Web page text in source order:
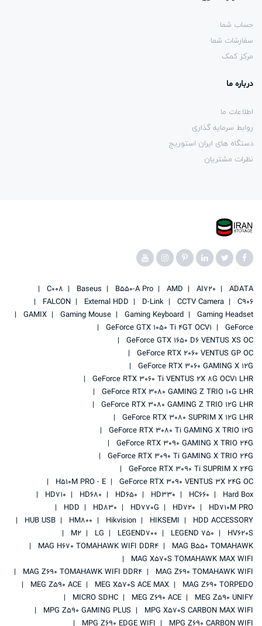
حساب شما
سفارشات شما
مرکز کمک
درباره ما
اطلاعات ما
روابط سرمایه گذاری
دستگاه های ایران استوریج
نظرات مشتریان
ADATA
AI720
AMD
B550-A Pro
Baseus
C008
C906
CCTV Camera
D-Link
External HDD
FALCON
Gaming Headset
Gaming Keyboard
Gaming Mouse
GAMIX
GeForce
GeForce GTX 1050 Ti 4GT OCV1
GeForce GTX 1650 D6 VENTUS XS OC
GeForce RTX 2060 VENTUS GP OC
GeForce RTX 3060 GAMING X 12G
GeForce RTX 3060 Ti VENTUS 2X 8G OCV1 LHR
GeForce RTX 3080 GAMING Z TRIO 10G LHR
GeForce RTX 3080 GAMING Z TRIO 12G LHR
GeForce RTX 3080 SUPRIM X 12G LHR
GeForce RTX 3080 Ti GAMING X TRIO 12G
GeForce RTX 3090 GAMING X TRIO 24G
GeForce RTX 3090 Ti GAMING X TRIO 24G
GeForce RTX 3090 Ti SUPRIM X 24G
GeForce RTX 3090 VENTUS 3X 24G OC
H510M PRO - E
Hard Box
HC660
HD330
HD650
HD680
HD710
HD710M PRO
HD720
HD770G
HD830
HDD
HDD ACCESSORY
HIKSEMI
Hikvision
HM800
HUB USB
HV620S
LEGEND 750
LEGEND700
LG
M2
MAG B550 TOMAHAWK
MAG H670 TOMAHAWK WIFI DDR4
MAG X570S TOMAHAWK MAX WIFI
MAG Z690 TOMAHAWK WIFI
MAG Z690 TOMAHAWK WIFI DDR4
MAG Z690 TORPEDO
MEG X570S ACE MAX
MEG Z590 ACE
MEG Z590 UNIFY
MEG Z690 ACE
MICRO SDHC
MPG X570S CARBON MAX WIFI
MPG Z590 GAMING PLUS
MPG Z690 CARBON WIFI
MPG Z690 EDGE WIFI